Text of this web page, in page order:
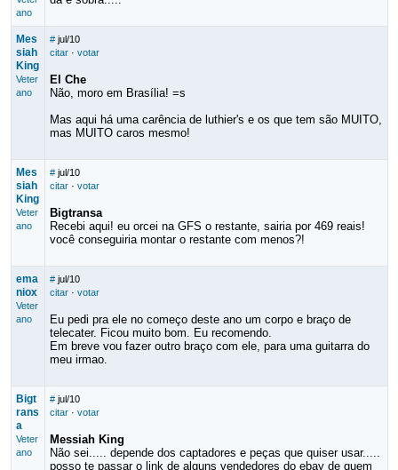
ano
Mes
siah
King
Veter
ano
# jul/10
citar· votar
El Che
Não, moro em Brasília! =s
Mas aqui há uma carência de luthier's e os que tem são MUITO,
mas MUITO caros mesmo!
Mes
siah
King
Veter
ano
# jul/10
citar· votar
Bigtransa
Recebi aqui! eu orcei na GFS o restante, sairia por 469 reais!
você conseguiria montar o restante com menos?!
ema
niox
Veter
ano
# jul/10
citar· votar
Eu pedi pra ele no começo deste ano um corpo e braço de
telecater. Ficou muito bom. Eu recomendo.
Em breve vou fazer outro braço com ele, para uma guitarra do
meu irmao.
Bigt
rans
a
Veter
ano
# jul/10
citar· votar
Messiah King
Não sei..... depende dos captadores e peças que quiser usar.....
posso te passar o link de alguns vendedores do ebay de quem